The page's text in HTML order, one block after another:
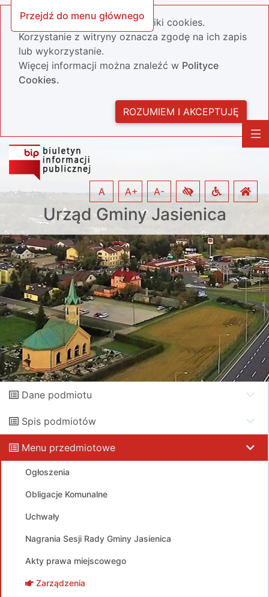
Przejdź do menu głównego
Nasza strona wykorzystuje pliki cookies.
Korzystanie z witryny oznacza zgodę na ich zapis
lub wykorzystanie.
Więcej informacji można znaleźć w Polityce
Cookies.
ROZUMIEM I AKCEPTUJĘ
Urząd Gminy Jasienica
A A+ A-
Dane podmiotu
Spis podmiotów
Menu przedmiotowe
Ogłoszenia
Obligacje Komunalne
Uchwały
Nagrania Sesji Rady Gminy Jasienica
Akty prawa miejscowego
Zarządzenia